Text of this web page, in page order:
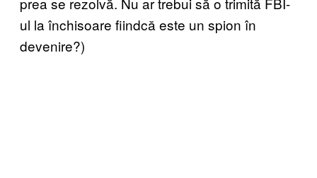
ul la închisoare fiindcă este un spion în
devenire?)